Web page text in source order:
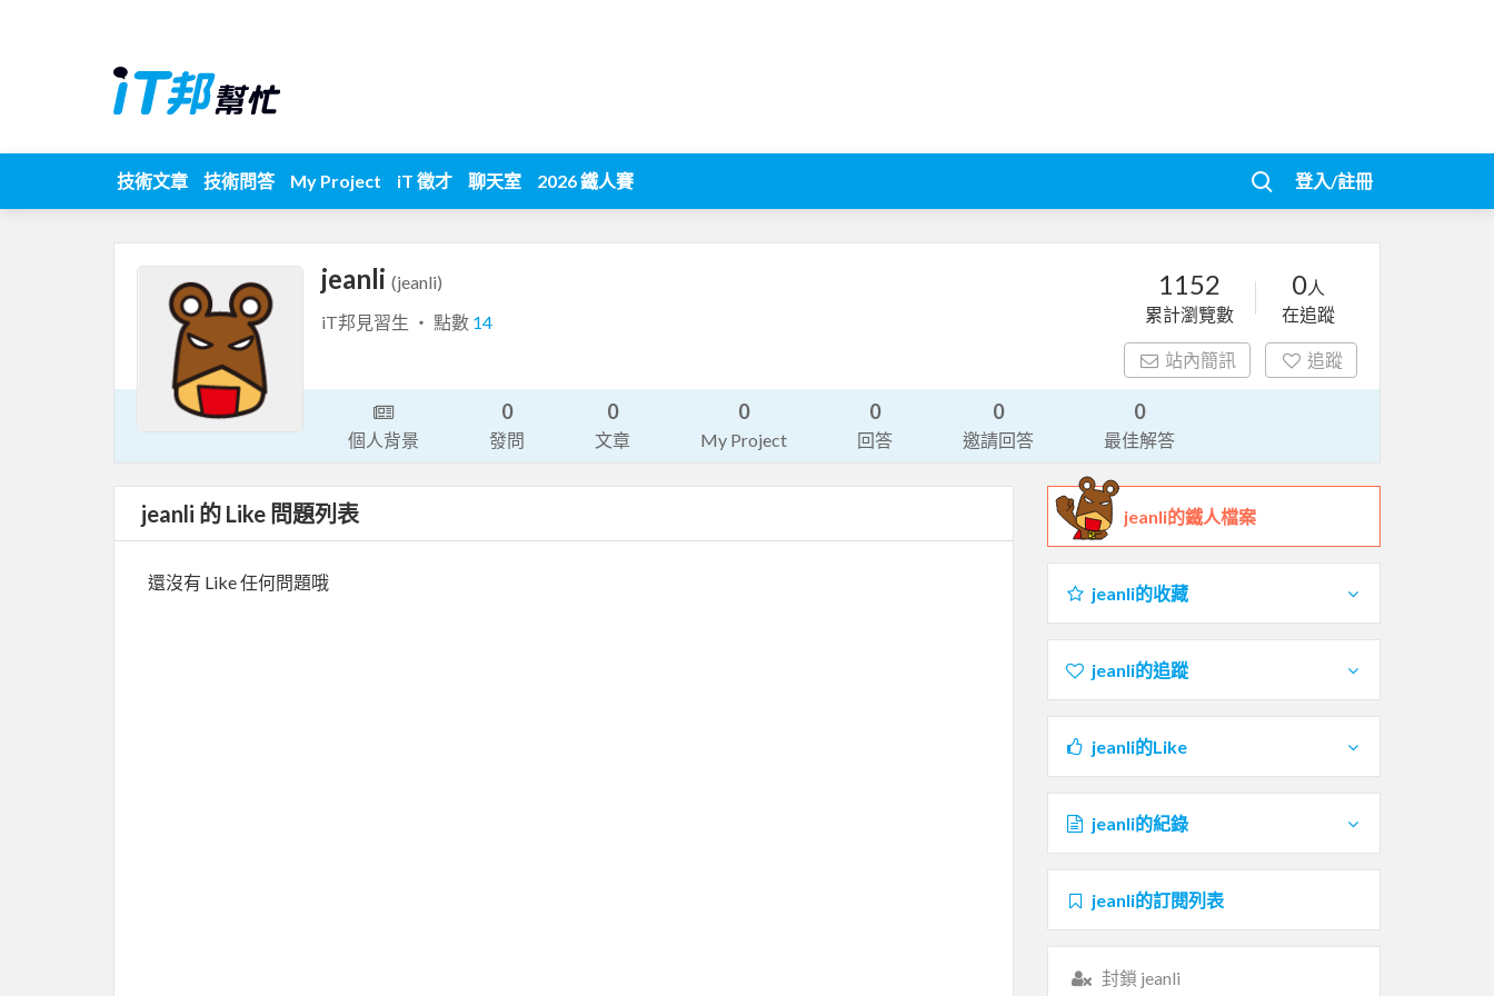
技術文章 技術問答 My Project iT 徵才 聊天室 2026 鐵人賽 登入/註冊
jeanli (jeanli)
iT邦見習生 ‧ 點數 14
1152
累計瀏覽數
0人
在追蹤
站內簡訊 追蹤
個人背景
0
發問
0
文章
0
My Project
0
回答
0
邀請回答
0
最佳解答
jeanli 的 Like 問題列表
還沒有 Like 任何問題哦
jeanli的鐵人檔案
jeanli的收藏
jeanli的追蹤
jeanli的Like
jeanli的紀錄
jeanli的訂閱列表
封鎖 jeanli